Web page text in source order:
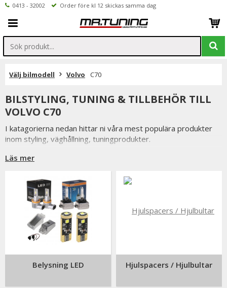
0413 - 32002 Order före kl 12 skickas samma dag
Välj bilmodell Volvo C70
BILSTYLING, TUNING & TILLBEHÖR TILL
VOLVO C70
I katagorierna nedan hittar ni våra mest populära produkter
inom styling, väghållning, tuningprodukter.
Är det något som du funderar över eller inte hittar i vårt
Till Volvo C70.
Läs mer
Belysning LED Hjulspacers / Hjulbultar